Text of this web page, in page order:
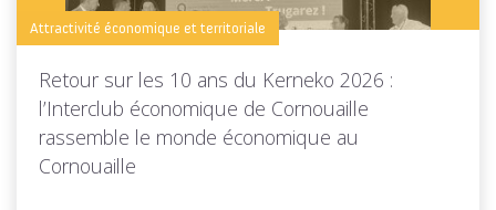
Attractivité économique et territoriale
Retour sur les 10 ans du Kerneko 2026 :
l’Interclub économique de Cornouaille
rassemble le monde économique au
Cornouaille